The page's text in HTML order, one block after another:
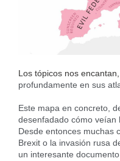
Los tópicos nos
profundamente en sus
Este mapa en concreto,
desenfadado cómo veían
Desde entonces muchas
Brexit o la invasión rusa
un interesante